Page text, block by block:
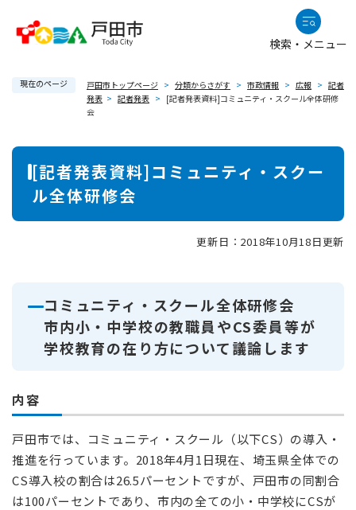
検索・メニュー
現在のページ 戸田市トップページ > 分類からさがす > 市政情報 > 広報 > 記者
発表 > 記者発表 > [記者発表資料]コミュニティ・スクール全体研修
会
本
[記者発表資料]コミュニティ・スクー
ル全体研修会
更新日：2018年10月18日更新
コミュニティ・スクール全体研修会
市内小・中学校の教職員やCS委員等が
学校教育の在り方について議論します
内容
戸田市では、コミュニティ・スクール（以下CS）の導入・
推進を行っています。2018年4月1日現在、埼玉県全体での
CS導入校の割合は26.5パーセントですが、戸田市の同割合
は100パーセントであり、市内の全ての小・中学校にCSが